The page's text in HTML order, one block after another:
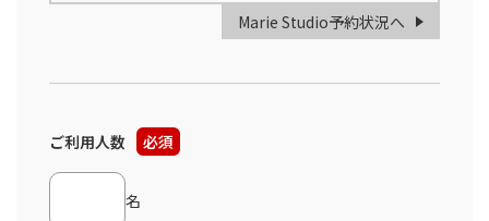
Marie Studio予約状況へ
ご利用人数 必須
名